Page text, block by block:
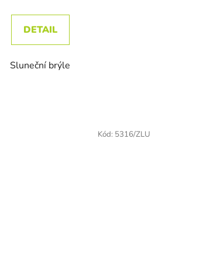
DETAIL
Sluneční brýle
Kód: 5316/ZLU